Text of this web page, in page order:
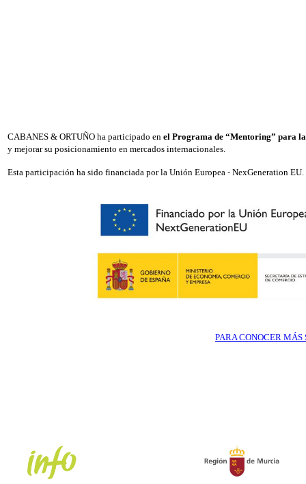
CABANES & ORTUÑO ha participado en el Programa de “Mentoring” para
y mejorar su posicionamiento en mercados internacionales.
Esta participación ha sido financiada por la Unión Europea - NexGeneration EU.
PARA CONOCER MÁS